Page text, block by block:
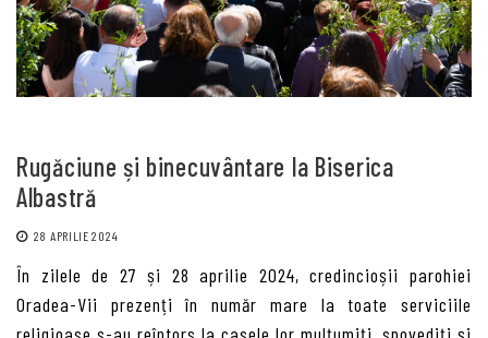
Rugăciune și binecuvântare la Biserica
Albastră
28 APRILIE 2024
În zilele de 27 și 28 aprilie 2024, credincioșii parohiei
Oradea-Vii prezenți în număr mare la toate serviciile